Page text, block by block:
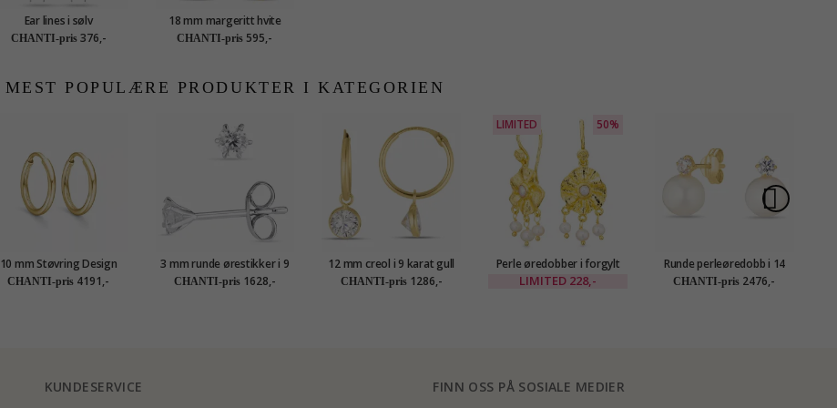
Ear lines i sølv
CHANTI-pris 376,-
18 mm margeritt hvite
creol i forgylt sølv - Marie
CHANTI-pris 595,-
MEST POPULÆRE PRODUKTER I KATEGORIEN
10 mm Støvring Design
creol i 14 karat gull
CHANTI-pris 4191,-
3 mm runde ørestikker i 9
karat hvitt gull med zirkon
CHANTI-pris 1628,-
12 mm creol i 9 karat gull
med zirkon - Gold
Collection
CHANTI-pris 1286,-
LIMITED 50%
Perle øredobber i forgylt
messing - Eliné
LIMITED 228,-
Runde perleøredobb i 14
karat gull med zirkon -
Gold Collection
CHANTI-pris 2476,-
KUNDESERVICE FINN OSS PÅ SOSIALE MEDIER